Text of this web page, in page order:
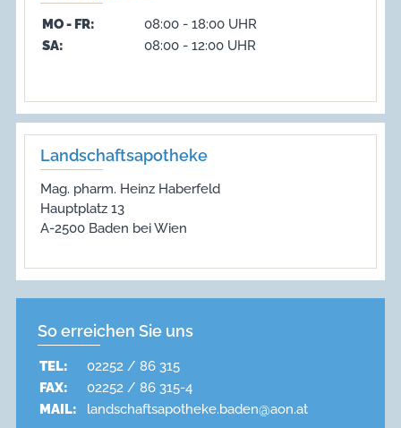
MO - FR:
08:00 - 18:00 UHR
SA:
08:00 - 12:00 UHR
Landschaftsapotheke
Mag. pharm. Heinz Haberfeld
Hauptplatz 13
A-2500 Baden bei Wien
So erreichen Sie uns
TEL:
02252 / 86 315
FAX:
02252 / 86 315-4
MAIL:
landschaftsapotheke.baden@aon.at